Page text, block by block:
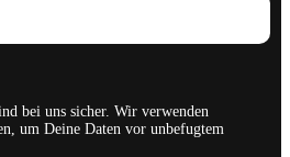
bei uns sicher. Wir verwenden
um Deine Daten vor unbefugtem